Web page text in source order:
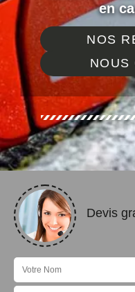
en
NOS
NOUS
Devis